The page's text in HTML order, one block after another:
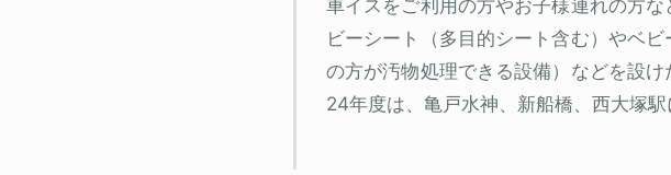
車イスをご利用の方やお子様連れの方
ビーシート（多目的シート含む）やベ
の方が汚物処理できる設備）などを設
24年度は、亀戸水神、新船橋、西大塚